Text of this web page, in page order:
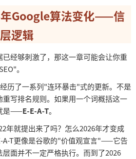
Google算法变化——信
逻辑
经够刺激了，那这一章可能会让你重
。
历了一系列"连环暴击"式的更新。不是
写排名规则。如果用一个词概括这一
是——E-E-A-T。
年就提出来了吗？怎么2026年才变成
A-T更像是谷歌的"价值观宣言"——它告
面并不一定严格执行。而到了2026